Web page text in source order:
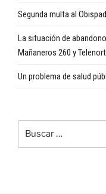
Segunda multa al
La situación de
Mañaneros 260 y
Un problema de salud